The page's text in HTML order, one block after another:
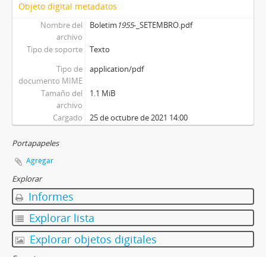
Objeto digital metadatos
Nombre del
archivo
Boletim 1955-_SETEMBRO.pdf
Tipo de soporte
Texto
Tipo de
documento MIME
application/pdf
Tamaño del
archivo
1.1 MiB
Cargado 25 de octubre de 2021 14:00
Portapapeles
Agregar
Explorar
Informes
Explorar lista
Explorar objetos digitales